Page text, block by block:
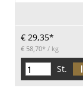
€ 29,35*
€ 58,70* / kg
St.